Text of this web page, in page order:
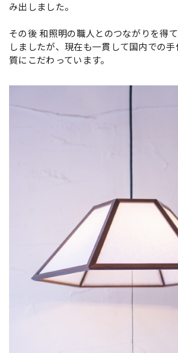
み出しました。
その後 和照明の職人とのつながりを得
しましたが、現在も一貫して国内での
質にこだわっています。